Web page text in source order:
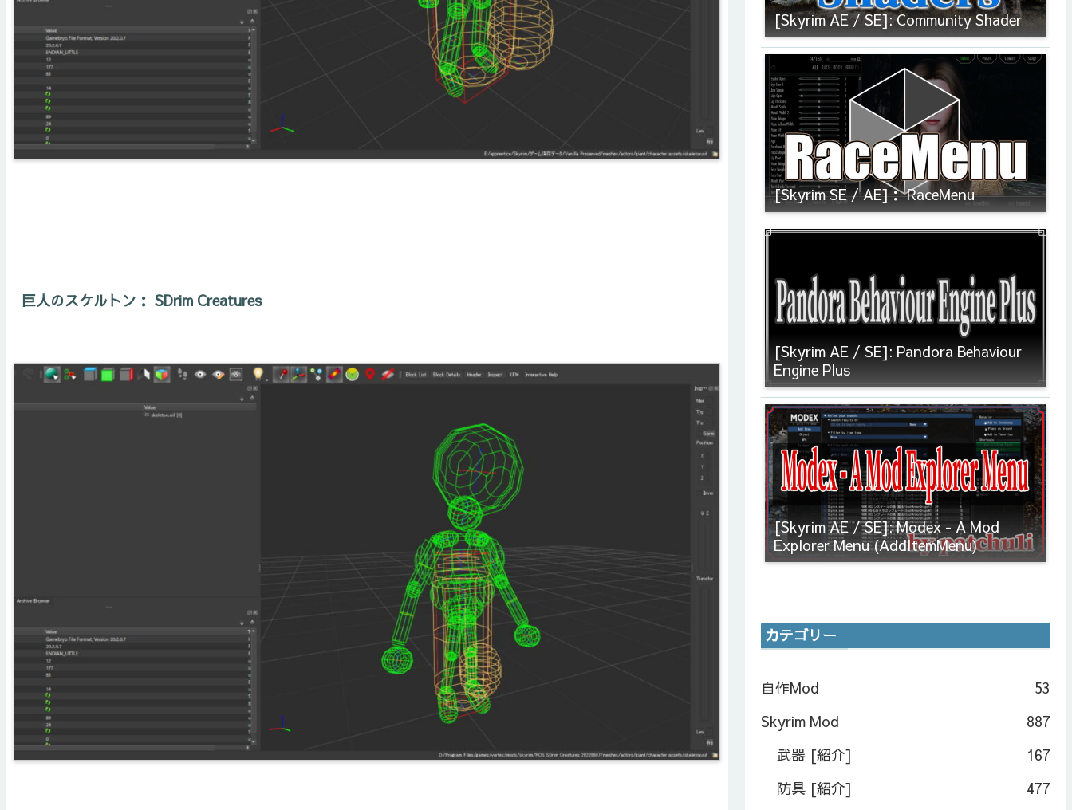
巨人のスケルトン： SDrim Creatures
[Skyrim AE / SE]: Community Shader
[Skyrim SE / AE]： RaceMenu
[Skyrim AE / SE]: Pandora Behaviour
Engine Plus
[Skyrim AE / SE]: Modex - A Mod
Explorer Menu (AddItemMenu)
カテゴリー
自作Mod
53
Skyrim Mod
887
武器 [紹介]
167
防具 [紹介]
477